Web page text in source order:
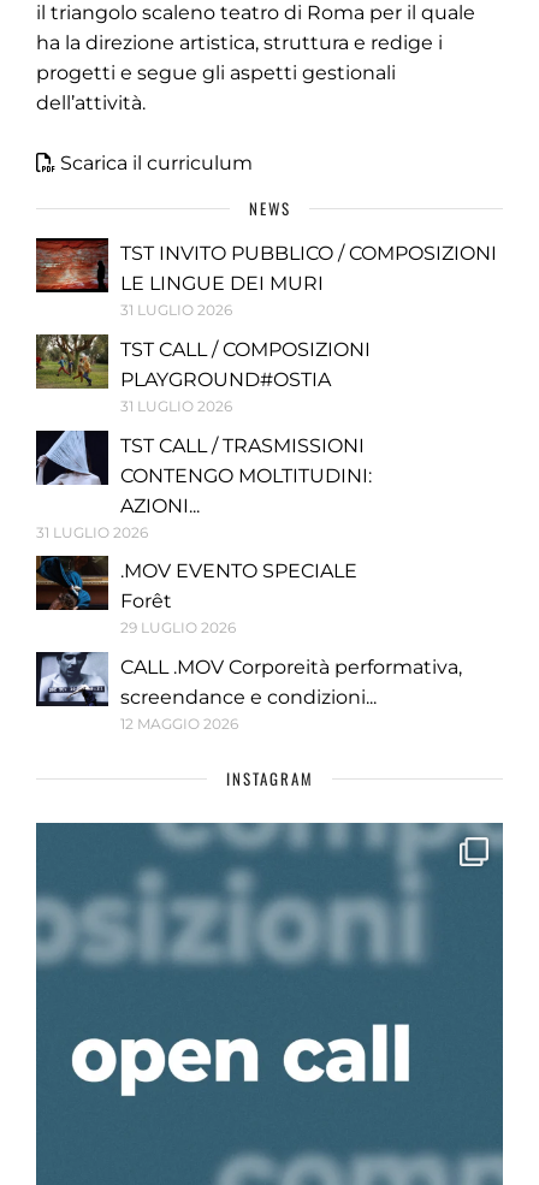
il triangolo scaleno teatro di Roma per il quale
ha la direzione artistica, struttura e redige i
progetti e segue gli aspetti gestionali
dell’attività.
Scarica il curriculum
NEWS
TST INVITO PUBBLICO / COMPOSIZIONI
LE LINGUE DEI MURI
31 LUGLIO 2026
TST CALL / COMPOSIZIONI
PLAYGROUND#OSTIA
31 LUGLIO 2026
TST CALL / TRASMISSIONI
CONTENGO MOLTITUDINI:
AZIONI...
31 LUGLIO 2026
.MOV EVENTO SPECIALE
Forêt
29 LUGLIO 2026
CALL .MOV Corporeità performativa,
screendance e condizioni...
12 MAGGIO 2026
INSTAGRAM